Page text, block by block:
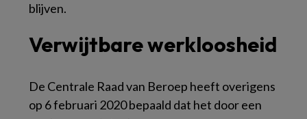
blijven.
Verwijtbare werkloosheid
De Centrale Raad van Beroep heeft overigens
op 6 februari 2020 bepaald dat het door een